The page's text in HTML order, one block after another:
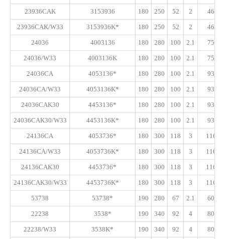
23936CAK 3153936 180 250 52 2 465
23936CAK/W33 3153936K* 180 250 52 2 465
24036 4003136 180 280 100 2.1 755
24036/W33 4003136K 180 280 100 2.1 755
24036CA 4053136* 180 280 100 2.1 935
24036CA/W33 4053136K* 180 280 100 2.1 935
24036CAK30 4453136* 180 280 100 2.1 935
24036CAK30/W33 4453136K* 180 280 100 2.1 935
24136CA 4053736* 180 300 118 3 1160
24136CA/W33 4053736K* 180 300 118 3 1160
24136CAK30 4453736* 180 300 118 3 1160
24136CAK30/W33 4453736K* 180 300 118 3 1160
53738 53738* 190 280 67 2.1 600
22238 3538* 190 340 92 4 800
22238/W33 3538K* 190 340 92 4 800